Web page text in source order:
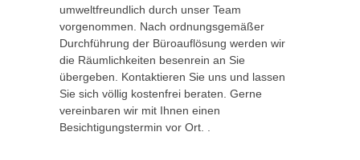
umweltfreundlich durch unser Team
vorgenommen. Nach ordnungsgemäßer
Durchführung der Büroauflösung werden wir
die Räumlichkeiten besenrein an Sie
übergeben. Kontaktieren Sie uns und lassen
Sie sich völlig kostenfrei beraten. Gerne
vereinbaren wir mit Ihnen einen
Besichtigungstermin vor Ort. .